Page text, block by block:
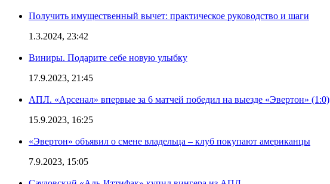
Получить имущественный вычет: практическое руководство и шаги
1.3.2024, 23:42
Виниры. Подарите себе новую улыбку
17.9.2023, 21:45
АПЛ. «Арсенал» впервые за 6 матчей победил на выезде «Эвертон» (1:0)
15.9.2023, 16:25
«Эвертон» объявил о смене владельца – клуб покупают американцы
7.9.2023, 15:05